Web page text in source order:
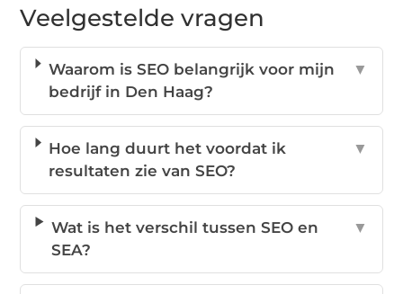
Veelgestelde vragen
Waarom is SEO belangrijk voor mijn
bedrijf in Den Haag?
▼
Hoe lang duurt het voordat ik
resultaten zie van SEO?
▼
Wat is het verschil tussen SEO en
SEA?
▼